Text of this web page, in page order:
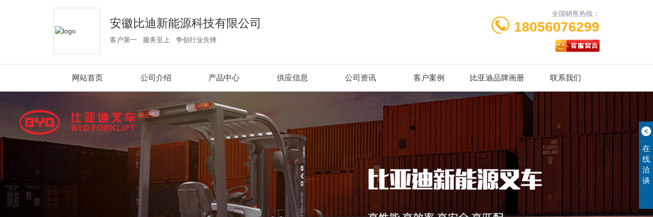
安徽比迪新能源科技有限公司
客户第一 服务至上 争创行业先锋
全国销售热线：
18056076299
网站首页 公司介绍 产品中心 供应信息 公司资讯 客户案例 比亚迪品牌画册 联系我们
<
在
线
洽
谈